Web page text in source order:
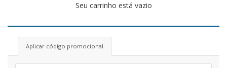
Seu carrinho está vazio
Aplicar código promocional